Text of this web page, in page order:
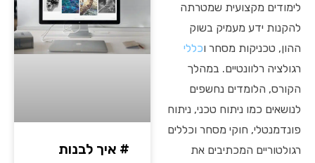
לימודים מקצועית שמטרתה
להקנות ידע מעמיק בשוק
ההון, טכניקות מסחר וכללי
רגולציה רלוונטיים. במהלך
הקורס, הלומדים נחשפים
לנושאים כמו ניתוח טכני, ניתוח
פונדמנטלי, חוקי מסחר וכללים
רגולטוריים המכתיבים את
# איך לבנות